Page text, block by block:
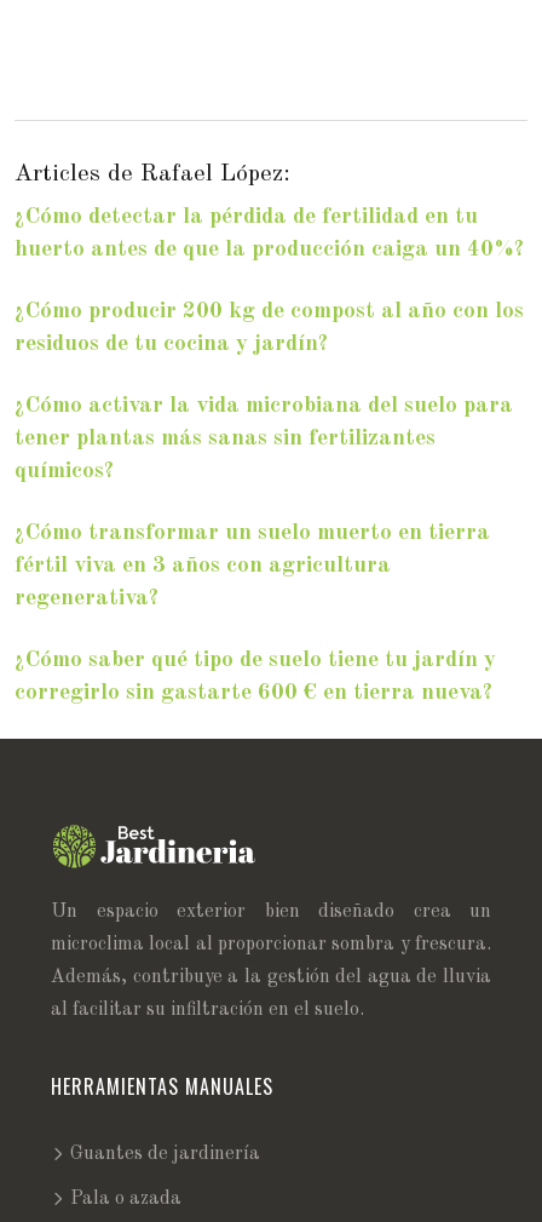
Articles de Rafael López:
¿Cómo detectar la pérdida de fertilidad en tu
huerto antes de que la producción caiga un 40%?
¿Cómo producir 200 kg de compost al año con los
residuos de tu cocina y jardín?
¿Cómo activar la vida microbiana del suelo para
tener plantas más sanas sin fertilizantes
químicos?
¿Cómo transformar un suelo muerto en tierra
fértil viva en 3 años con agricultura
regenerativa?
¿Cómo saber qué tipo de suelo tiene tu jardín y
corregirlo sin gastarte 600 € en tierra nueva?
Un espacio exterior bien diseñado crea un
microclima local al proporcionar sombra y frescura.
Además, contribuye a la gestión del agua de lluvia
al facilitar su infiltración en el suelo.
HERRAMIENTAS MANUALES
Guantes de jardinería
Pala o azada